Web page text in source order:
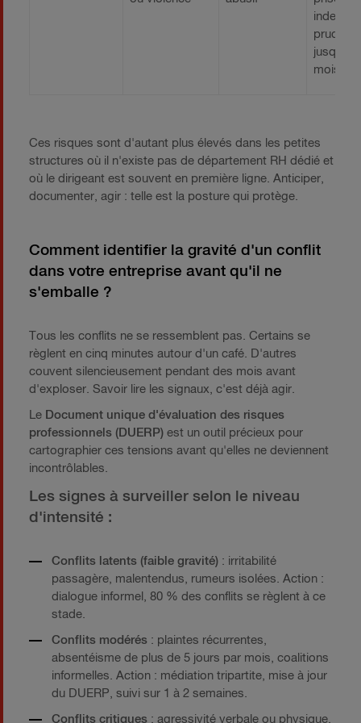
jusqu'à
mois de
Ces risques sont d'autant plus élevés dans les petites
structures où il n'existe pas de département RH dédié et
où le dirigeant est souvent en première ligne. Anticiper,
documenter, agir : telle est la posture qui protège.
Comment identifier la gravité d'un conflit
dans votre entreprise avant qu'il ne
s'emballe ?
Tous les conflits ne se ressemblent pas. Certains se
règlent en cinq minutes autour d'un café. D'autres
couvent silencieusement pendant des mois avant
d'exploser. Savoir lire les signaux, c'est déjà agir.
Le Document unique d'évaluation des risques
professionnels (DUERP)est un outil précieux pour
cartographier ces tensions avant qu'elles ne deviennent
incontrôlables.
Les signes à surveiller selon le niveau
d'intensité :
Conflits latents (faible gravité) : irritabilité
passagère, malentendus, rumeurs isolées. Action :
dialogue informel, 80 % des conflits se règlent à ce
stade.
Conflits modérés : plaintes récurrentes,
absentéisme de plus de 5 jours par mois, coalitions
informelles. Action : médiation tripartite, mise à jour
du DUERP, suivi sur 1 à 2 semaines.
Conflits critiques : agressivité verbale ou physique,